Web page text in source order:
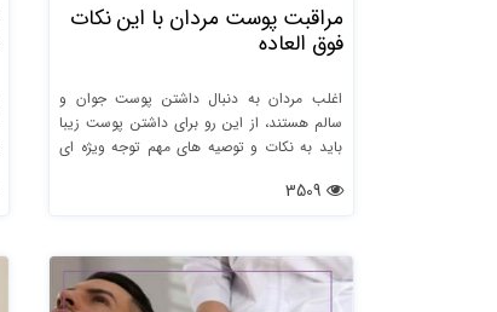
مراقبت پوست مردان با این نکات
فوق العاده
اغلب مردان به دنبال داشتن پوست جوان و
سالم هستند، از این رو برای داشتن پوست زیبا
باید به نکات و توصیه های مهم توجه ویژه ای